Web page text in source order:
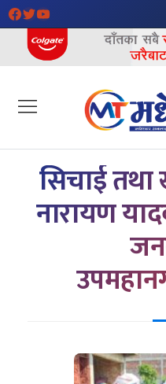
सिचाई तथा
नारायण